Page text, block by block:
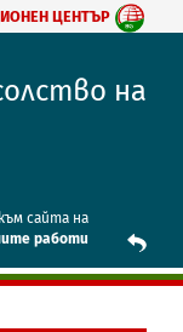
ЦЕНТЪР
на
сайта на
работи